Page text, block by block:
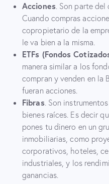
Acciones. Son parte del
Cuando compras
copropietario de la
le va bien a la misma.
ETFs (Fondos
manera similar a los
compran y venden en la
fueran acciones.
Fibras. Son
bienes raíces. Es decir
pones tu dinero en un
inmobiliarias, como
corporativos, hoteles,
industriales, y los
ganancias.